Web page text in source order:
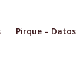
Pirque – Datos